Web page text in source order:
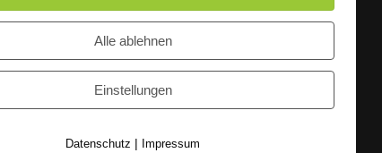
UNITAS eG
Instagram
Alle ablehnen
Einstellungen
Datenschutz | Impressum